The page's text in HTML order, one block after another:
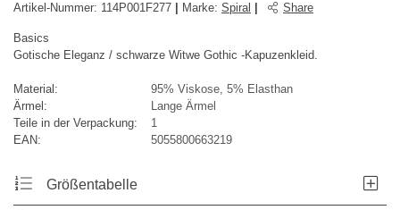
Artikel-Nummer: 114P001F277 Marke: Spiral Share
Basics
Gotische Eleganz / schwarze Witwe Gothic -Kapuzenkleid.
Material:
95% Viskose, 5% Elasthan
Ärmel:
Lange Ärmel
Teile in der Verpackung:
1
EAN:
5055800663219
Größentabelle